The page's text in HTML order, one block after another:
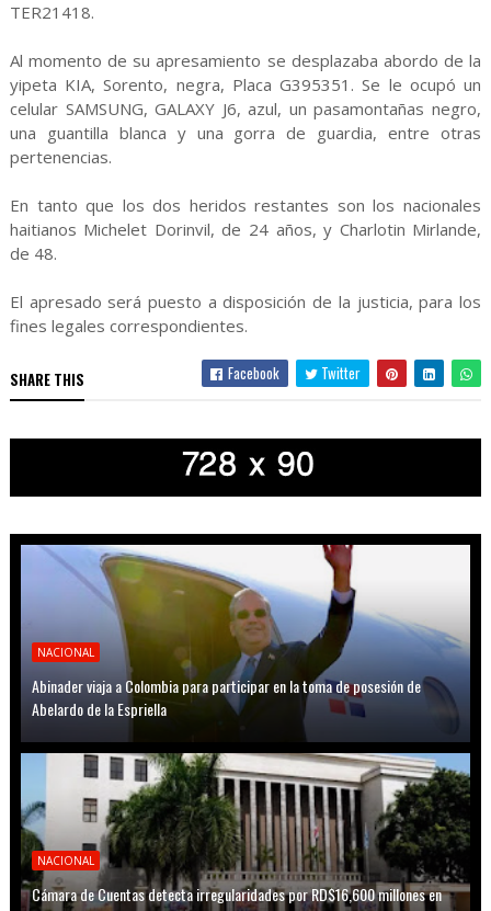
TER21418.
Al momento de su apresamiento se desplazaba abordo de la
yipeta KIA, Sorento, negra, Placa G395351. Se le ocupó un
celular SAMSUNG, GALAXY J6, azul, un pasamontañas negro,
una guantilla blanca y una gorra de guardia, entre otras
pertenencias.
En tanto que los dos heridos restantes son los nacionales
haitianos Michelet Dorinvil, de 24 años, y Charlotin Mirlande,
de 48.
El apresado será puesto a disposición de la justicia, para los
fines legales correspondientes.
SHARE THIS Facebook Twitter
NACIONAL
Abinader viaja a Colombia para participar en la toma de posesión de
Abelardo de la Espriella
NACIONAL
Cámara de Cuentas detecta irregularidades por RD$16,600 millones en